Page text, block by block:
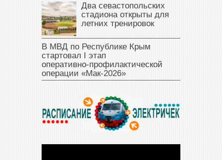
Два севастопольских
стадиона открыты для
летних тренировок
В МВД по Республике Крым
стартовал I этап
оперативно‑профилактической
операции «Мак‑2026»